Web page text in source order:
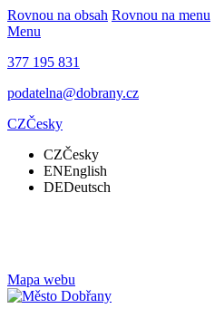
Rovnou na obsah Rovnou na menu
Menu
377 195 831
podatelna@dobrany.cz
CZČesky
CZČesky
ENEnglish
DEDeutsch
Mapa webu